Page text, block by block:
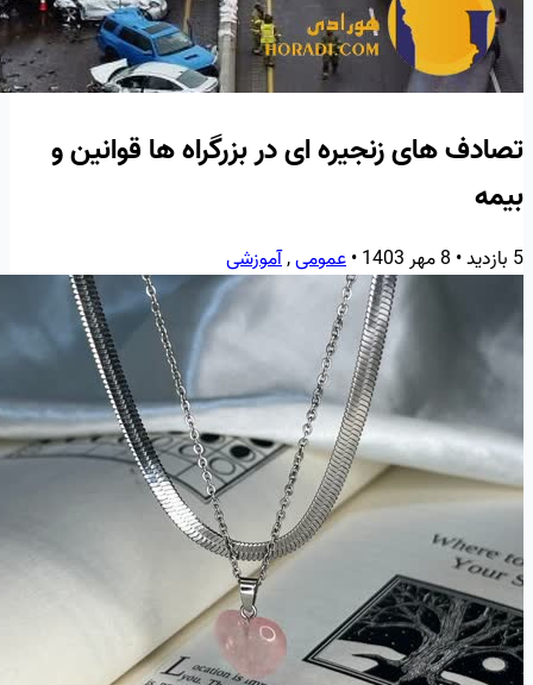
تصادف های زنجیره ای در بزرگراه ها قوانین و
بیمه
5 بازدید • 8 مهر 1403 •عمومی,آموزشی